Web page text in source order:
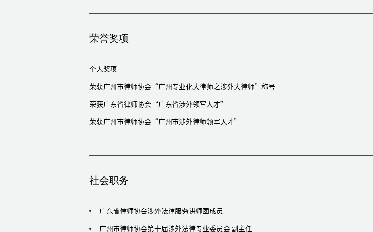
协助香港某大型劳保用品公司与国内某安全防护用品有限公司在中国境内设立中外合资企业
厂房改造的谈判以及交易文件准备等一系列的法律服务
险把控，起草相关法律文件等手续
为一家东南亚知名连锁食品及餐饮品牌企业，在中国开展特许经营业务以及在中国设立分支机
代表一家百年历史包装制品的法国企业收购广州一家生产型企业提供尽调、收购文件起草、协
为法国核电管材领军行业集团在中国的全资子公司提供常年法律服务
为新加坡企业股权投资中国软件科技公司项目提供法律服务
荣誉奖项
个人奖项
荣获广州市律师协会“广州专业化大律师之涉外大律师”称号
荣获广东省律师协会“广东省涉外领军人才”
荣获广州市律师协会“广州市涉外律师领军人才”
社会职务
广东省律师协会涉外法律服务讲师团成员
广州市律师协会第十届涉外法律专业委员会 副主任